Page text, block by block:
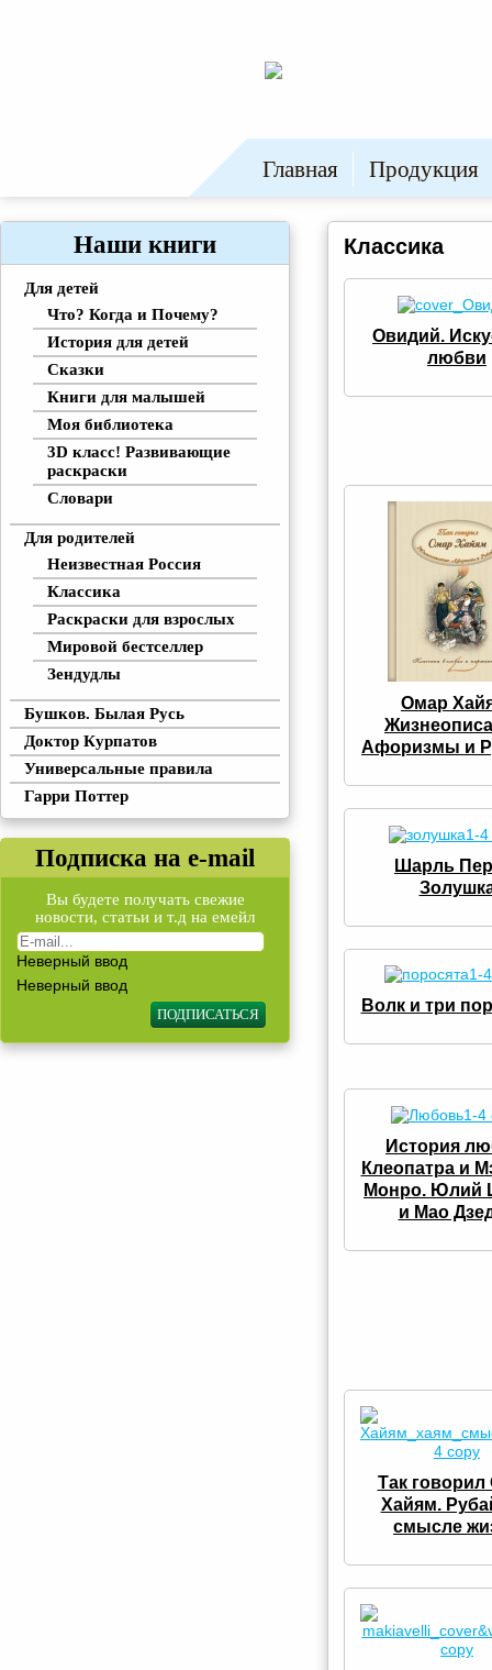
Главная Продукция
Наши книги
Для детей
Что? Когда и Почему?
История для детей
Сказки
Книги для малышей
Моя библиотека
3D класс! Развивающие
раскраски
Словари
Для родителей
Неизвестная Россия
Классика
Раскраски для взрослых
Мировой бестселлер
Зендудлы
Бушков. Былая Русь
Доктор Курпатов
Универсальные правила
Гарри Поттер
Подписка на e-mail
Вы будете получать свежие
новости, статьи и т.д на емейл
Неверный ввод
Неверный ввод
Классика
Овидий.
любви
Омар
Афоризмы и
Шарль
Волк и три
История
Клеопатра и
Монро. Юлий
и Мао
Так
Хайям.
смысле